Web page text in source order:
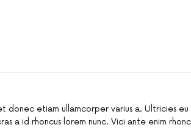
donec etiam ullamcorper varius a. Ultricies
a id rhoncus lorem nunc. Vici ante enim